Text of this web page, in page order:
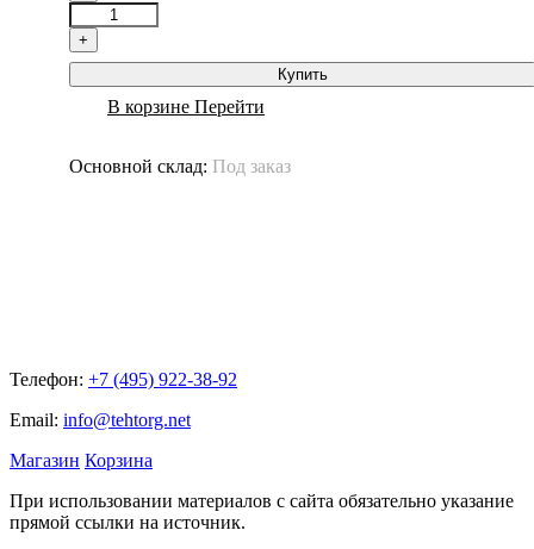
+
Купить
В корзине Перейти
Основной склад: Под заказ
Телефон: +7 (495) 922-38-92
Email: info@tehtorg.net
Магазин Корзина
При использовании материалов с сайта обязательно указание
прямой ссылки на источник.